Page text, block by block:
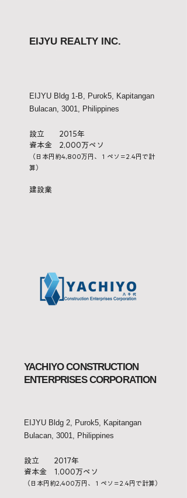
EIJYU REALTY INC.
EIJYU Bldg 1-B, Purok5, Kapitangan
Bulacan, 3001, Philippines
設立 2015年
資本金 2,000万ペソ
（日本円約4,800万円、１ペソ＝2.4円で計
算）
​建設業
YACHIYO CONSTRUCTION
ENTERPRISES CORPORATION
EIJYU Bldg 2, Purok5, Kapitangan
Bulacan, 3001, Philippines
設立 2017年
資本金 1,000万ペソ
（日本円約2,400万円、１ペソ＝2.4円で計算）